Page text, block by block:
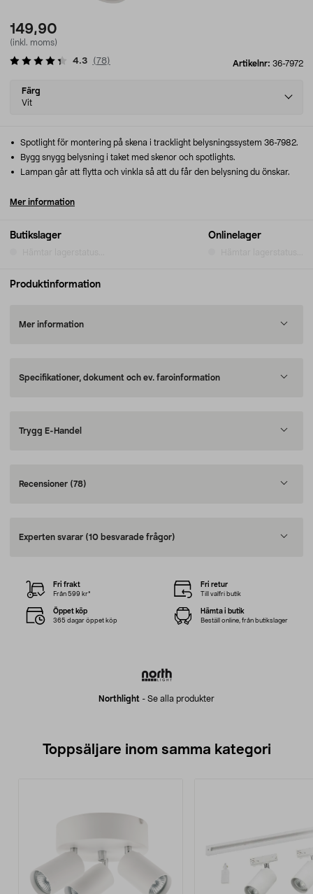
149,90
(inkl. moms)
Artikelnr: 36-7972
4.3 (78)
Select
variant
Färg
Vit
Butikslager Onlinelager
Spotlight för montering på skena i tracklight belysningssystem 36-7982.
Bygg snygg belysning i taket med skenor och spotlights.
Lampan går att flytta och vinkla så att du får den belysning du önskar.
Mer information
Produktinformation
Mer information
Specifikationer, dokument och ev. faroinformation
Trygg E-Handel
Recensioner (78)
Experten svarar (10 besvarade frågor)
Northlight - Se alla produkter
Fri frakt
Från 599 kr*
Fri retur
Till valfri butik
Öppet köp
365 dagar öppet köp
Hämta i butik
Beställ online, från butikslager
Toppsäljare inom samma kategori